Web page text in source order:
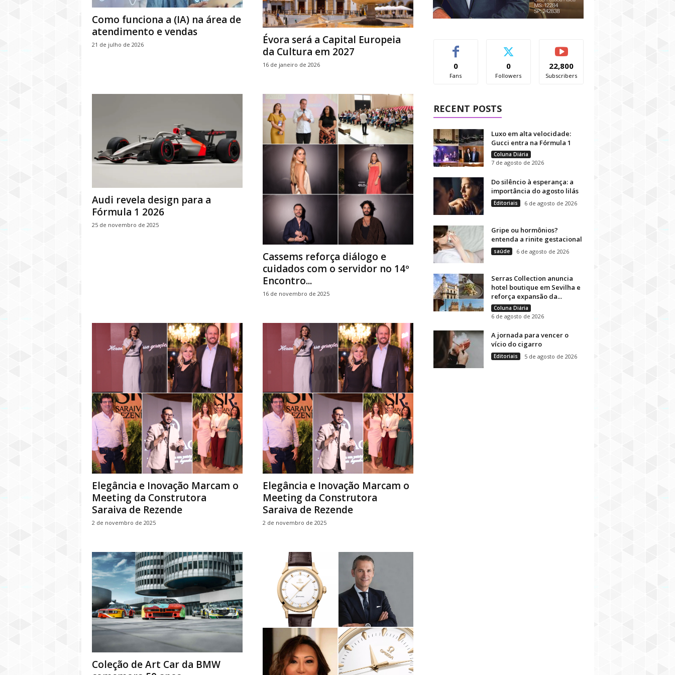
Como funciona a (IA) na área de
atendimento e vendas
21 de julho de 2026
Évora será a Capital Europeia
da Cultura em 2027
16 de janeiro de 2026
Audi revela design para a
Fórmula 1 2026
25 de novembro de 2025
Cassems reforça diálogo e
cuidados com o servidor no 14º
Encontro...
16 de novembro de 2025
Elegância e Inovação Marcam o
Meeting da Construtora
Saraiva de Rezende
2 de novembro de 2025
Elegância e Inovação Marcam o
Meeting da Construtora
Saraiva de Rezende
2 de novembro de 2025
Coleção de Art Car da BMW
0
Fans
0
Followers
22,800
Subscribers
RECENT POSTS
Luxo em alta velocidade:
Gucci entra na Fórmula 1
Coluna Diária
7 de agosto de 2026
Do silêncio à esperança: a
importância do agosto lilás
Editoriais 6 de agosto de 2026
Gripe ou hormônios?
entenda a rinite gestacional
saúde 6 de agosto de 2026
Serras Collection anuncia
hotel boutique em Sevilha e
reforça expansão da...
Coluna Diária
6 de agosto de 2026
A jornada para vencer o
vício do cigarro
Editoriais 5 de agosto de 2026